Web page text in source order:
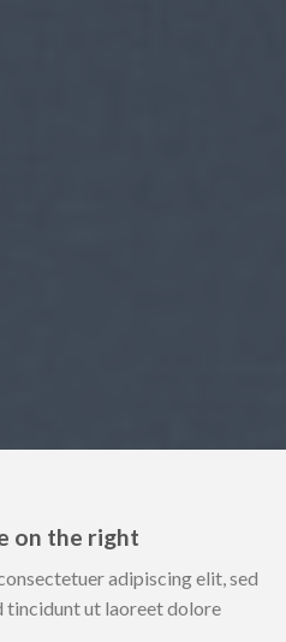
on the right
adipiscing elit, sed
tincidunt ut laoreet dolore